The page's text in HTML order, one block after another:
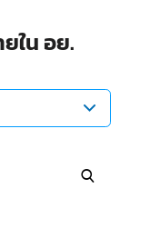
ใน อย.